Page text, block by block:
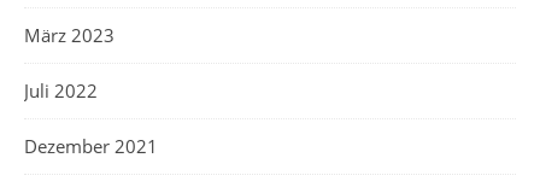
März 2023
Juli 2022
Dezember 2021